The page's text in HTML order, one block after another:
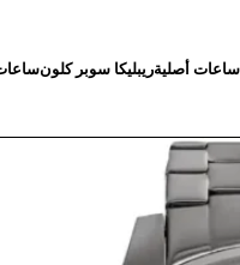
ساعات أصليةريبليكا سوبر كلون